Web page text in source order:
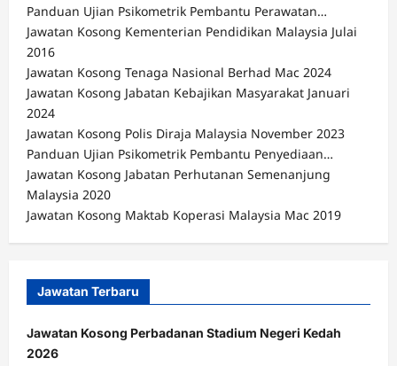
Panduan Ujian Psikometrik Pembantu Perawatan…
Jawatan Kosong Kementerian Pendidikan Malaysia Julai
2016
Jawatan Kosong Tenaga Nasional Berhad Mac 2024
Jawatan Kosong Jabatan Kebajikan Masyarakat Januari
2024
Jawatan Kosong Polis Diraja Malaysia November 2023
Panduan Ujian Psikometrik Pembantu Penyediaan…
Jawatan Kosong Jabatan Perhutanan Semenanjung
Malaysia 2020
Jawatan Kosong Maktab Koperasi Malaysia Mac 2019
Jawatan Terbaru
Jawatan Kosong Perbadanan Stadium Negeri Kedah
2026